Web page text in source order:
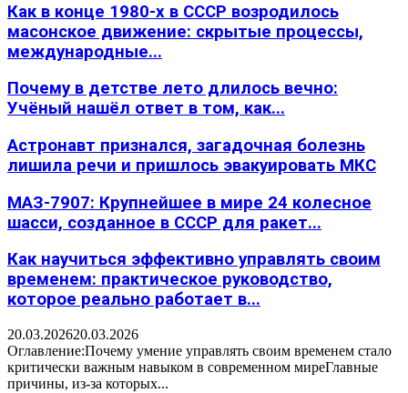
Как в конце 1980-х в СССР возродилось
масонское движение: скрытые процессы,
международные...
Почему в детстве лето длилось вечно:
Учёный нашёл ответ в том, как...
Астронавт признался, загадочная болезнь
лишила речи и пришлось эвакуировать МКС
МАЗ-7907: Крупнейшее в мире 24 колесное
шасси, созданное в СССР для ракет...
Как научиться эффективно управлять своим
временем: практическое руководство,
которое реально работает в...
20.03.202620.03.2026
Оглавление:Почему умение управлять своим временем стало
критически важным навыком в современном миреГлавные
причины, из-за которых...